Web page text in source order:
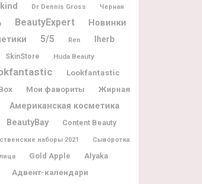
Dr Dennis Gross Черная
BeautyExpert
Новинки
5/5 Ren Iherb
SkinStore Huda Beauty
Lookfantastic
Мои фавориты
Жирная
Американская косметика
BeautyBay Content Beauty
наборы 2021 Сыворотка
Gold Apple Alyaka
Адвент-календари